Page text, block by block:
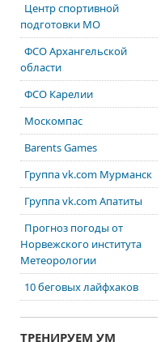
Центр спортивной
подготовки МО
ФСО Архангельской
области
ФСО Карелии
Москомпас
Barents Games
Группа vk.com Мурманск
Группа vk.com Апатиты
Прогноз погоды от
Норвежского института
Метеорологии
10 беговых лайфхаков
ТРЕНИРУЕМ УМ